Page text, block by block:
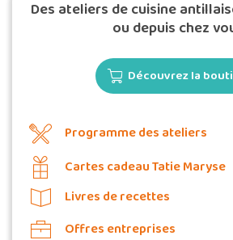
Des ateliers de cuisine
ou depuis chez
Découvrez la
Programme des ateliers
Cartes cadeau Tatie Maryse
Livres de recettes
Offres entreprises